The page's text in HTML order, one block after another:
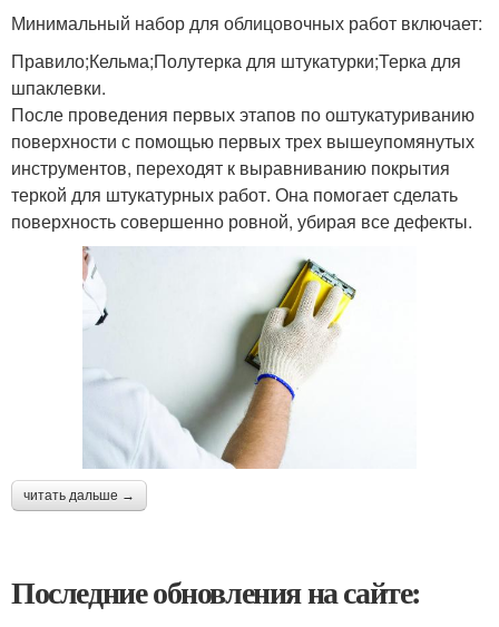
Минимальный набор для облицовочных работ включает:
Правило;Кельма;Полутерка для штукатурки;Терка для
шпаклевки.
После проведения первых этапов по оштукатуриванию
поверхности с помощью первых трех вышеупомянутых
инструментов, переходят к выравниванию покрытия
теркой для штукатурных работ. Она помогает сделать
поверхность совершенно ровной, убирая все дефекты.
читать дальше →
Последние обновления на сайте: